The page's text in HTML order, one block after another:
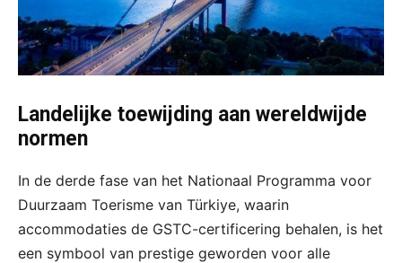
Landelijke toewijding aan wereldwijde
normen
In de derde fase van het Nationaal Programma voor
Duurzaam Toerisme van Türkiye, waarin
accommodaties de GSTC-certificering behalen, is het
een symbool van prestige geworden voor alle